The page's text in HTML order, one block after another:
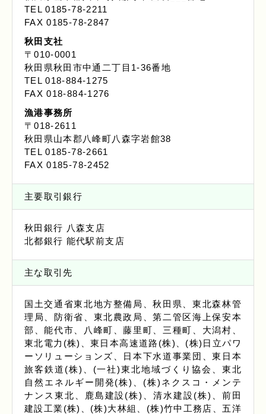
TEL 0185-78-2211
FAX 0185-78-2847
秋田支社
〒010-0001
秋田県秋田市中通二丁目1-36番地
TEL 018-884-1275
FAX 018-884-1276
漁港事務所
〒018-2611
秋田県山本郡八峰町八森字岩館38
TEL 0185-78-2661
FAX 0185-78-2452
主要取引銀行
秋田銀行 八森支店
北都銀行 能代駅前支店
主な取引先
国土交通省東北地方整備局、秋田県、東北森林管
理局、防衛省、東北農政局、第二管区海上保安本
部、能代市、八峰町、藤里町、三種町、大潟村、
東北電力(株)、東日本高速道路(株)、(株)日立パワ
ーソリューションズ、日本下水道事業団、東日本
旅客鉄道(株)、(一社)東北地域づくり協会、東北
自然エネルギー開発(株)、(株)ネクスコ・メンテ
ナンス東北、鹿島建設(株)、清水建設(株)、前田
建設工業(株)、(株)大林組、(株)竹中工務店、五洋